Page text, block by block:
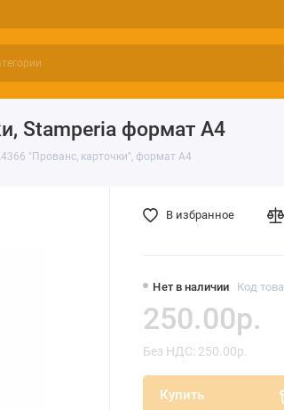
Stamperia формат А4
"Прованс, карточки", формат А4
Нет в наличии Код
250.00р.
Без НДС: 250.00р.
Купить
В избранное